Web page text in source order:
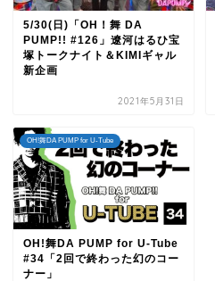
5/30(日)「OH！舞 DA
PUMP!! #126」遼河はるひ宝
塚トークナイト＆KIMIギャル
新企画
2021年5月31日
OH!舞DA PUMP for U-Tube
OH!舞DA PUMP for U-Tube
#34「2回で終わった幻のコー
ナー」